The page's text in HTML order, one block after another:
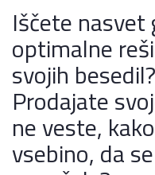
Iščete nasvet
optimalne
svojih besedil?
Prodajate
ne veste,
vsebino, da